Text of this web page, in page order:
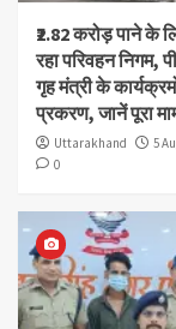
₹2.82 करोड़ पाने के
रहा परिवहन निगम,
गृह मंत्री के
प्रकरण, जानें पूरा
Uttarakhand
5
0